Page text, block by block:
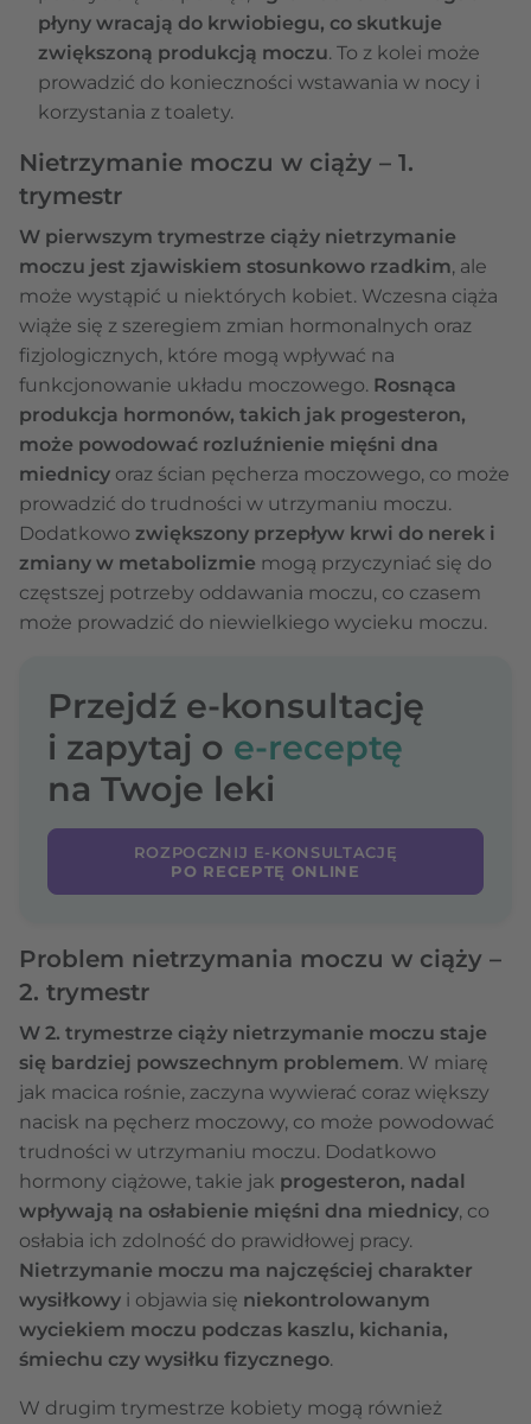
płyny wracają do krwiobiegu, co skutkuje
zwiększoną produkcją moczu. To z kolei może
prowadzić do konieczności wstawania w nocy i
korzystania z toalety.
Nietrzymanie moczu w ciąży – 1.
trymestr
W pierwszym trymestrze ciąży nietrzymanie
moczu jest zjawiskiem stosunkowo rzadkim, ale
może wystąpić u niektórych kobiet. Wczesna ciąża
wiąże się z szeregiem zmian hormonalnych oraz
fizjologicznych, które mogą wpływać na
funkcjonowanie układu moczowego. Rosnąca
produkcja hormonów, takich jak progesteron,
może powodować rozluźnienie mięśni dna
miednicy oraz ścian pęcherza moczowego, co może
prowadzić do trudności w utrzymaniu moczu.
Dodatkowo zwiększony przepływ krwi do nerek i
zmiany w metabolizmie mogą przyczyniać się do
częstszej potrzeby oddawania moczu, co czasem
może prowadzić do niewielkiego wycieku moczu.
Przejdź e-konsultację
i zapytaj o e-receptę
na Twoje leki
ROZPOCZNIJ E-KONSULTACJĘ
PO RECEPTĘ ONLINE
Problem nietrzymania moczu w ciąży –
2. trymestr
W 2. trymestrze ciąży nietrzymanie moczu staje
się bardziej powszechnym problemem. W miarę
jak macica rośnie, zaczyna wywierać coraz większy
nacisk na pęcherz moczowy, co może powodować
trudności w utrzymaniu moczu. Dodatkowo
hormony ciążowe, takie jak progesteron, nadal
wpływają na osłabienie mięśni dna miednicy, co
osłabia ich zdolność do prawidłowej pracy.
Nietrzymanie moczu ma najczęściej charakter
wysiłkowy i objawia się niekontrolowanym
wyciekiem moczu podczas kaszlu, kichania,
śmiechu czy wysiłku fizycznego.
W drugim trymestrze kobiety mogą również